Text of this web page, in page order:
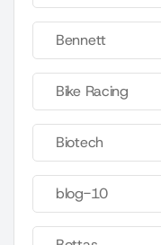
Bennett
Bike Racing
Biotech
blog-10